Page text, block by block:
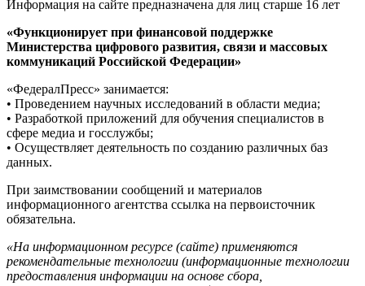
Информация на сайте предназначена для лиц старше 16 лет
«Функционирует при финансовой поддержке
Министерства цифрового развития, связи и массовых
коммуникаций Российской Федерации»
«ФедералПресс» занимается:
• Проведением научных исследований в области медиа;
• Разработкой приложений для обучения специалистов в
сфере медиа и госслужбы;
• Осуществляет деятельность по созданию различных баз
данных.
При заимствовании сообщений и материалов
информационного агентства ссылка на первоисточник
обязательна.
«На информационном ресурсе (сайте) применяются
рекомендательные технологии (информационные технологии
предоставления информации на основе сбора,